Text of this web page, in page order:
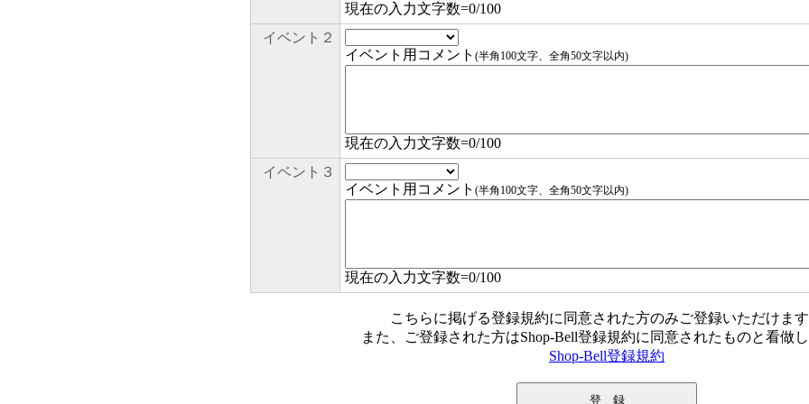
現在の入力文字数=0/100
イベント２
イベント用コメント (半角100文字、全角50文字以内)
現在の入力文字数=0/100
イベント３
イベント用コメント (半角100文字、全角50文字以内)
現在の入力文字数=0/100
こちらに掲げる登録規約に同意された方のみご登録いただけます
また、ご登録された方はShop-Bell登録規約に同意されたものと看做し
Shop-Bell登録規約